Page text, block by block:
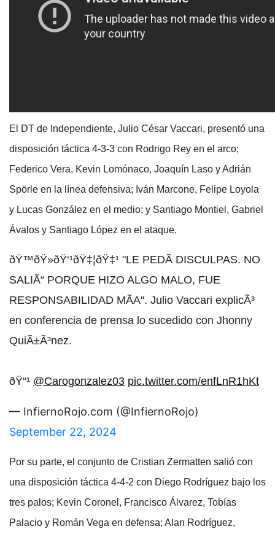
El DT de Independiente, Julio César Vaccari, presentó una
disposición táctica 4-3-3 con Rodrigo Rey en el arco;
Federico Vera, Kevin Lomónaco, Joaquín Laso y Adrián
Spörle en la línea defensiva; Iván Marcone, Felipe Loyola
y Lucas González en el medio; y Santiago Montiel, Gabriel
Ávalos y Santiago López en el ataque.
ðŸ™ðŸ»ðŸ‘¹ðŸ‡¦ðŸ‡¹ "LE PEDÃ DISCULPAS. NO
SALIÃ“ PORQUE HIZO ALGO MALO, FUE
RESPONSABILIDAD MÃA". Julio Vaccari explicÃ³
en conferencia de prensa lo sucedido con Jhonny
QuiÃ±Ã³nez.
ðŸ“¹ @Carogonzalez03 pic.twitter.com/enfLnR1hKt
— InfiernoRojo.com (@InfiernoRojo)
September 22, 2024
Por su parte, el conjunto de Cristian Zermatten salió con
una disposición táctica 4-4-2 con Diego Rodríguez bajo los
tres palos; Kevin Coronel, Francisco Álvarez, Tobías
Palacio y Román Vega en defensa; Alan Rodríguez,